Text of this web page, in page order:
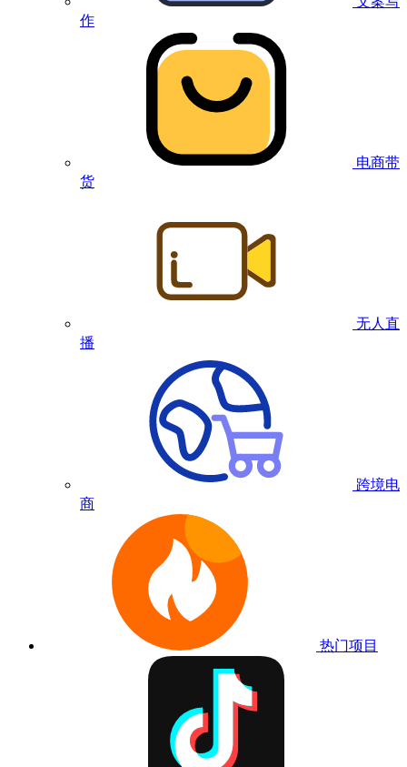
作
电商带
货
无人直
播
跨境电
商
热门项目